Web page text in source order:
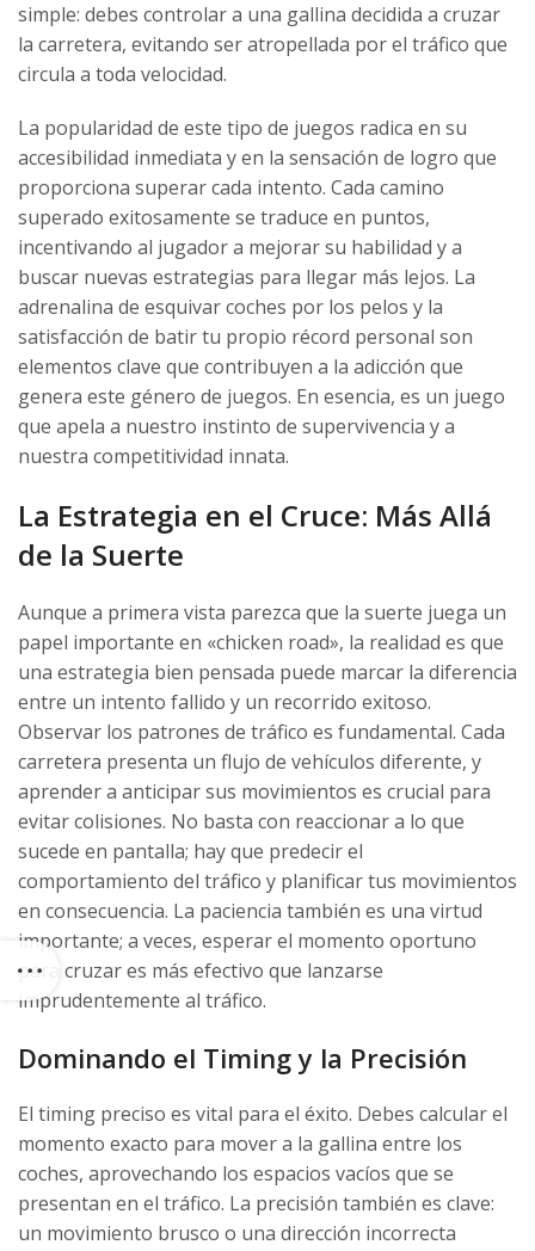
simple: debes controlar a una gallina decidida a cruzar
la carretera, evitando ser atropellada por el tráfico que
circula a toda velocidad.
La popularidad de este tipo de juegos radica en su
accesibilidad inmediata y en la sensación de logro que
proporciona superar cada intento. Cada camino
superado exitosamente se traduce en puntos,
incentivando al jugador a mejorar su habilidad y a
buscar nuevas estrategias para llegar más lejos. La
adrenalina de esquivar coches por los pelos y la
satisfacción de batir tu propio récord personal son
elementos clave que contribuyen a la adicción que
genera este género de juegos. En esencia, es un juego
que apela a nuestro instinto de supervivencia y a
nuestra competitividad innata.
La Estrategia en el Cruce: Más Allá
de la Suerte
Aunque a primera vista parezca que la suerte juega un
papel importante en «chicken road», la realidad es que
una estrategia bien pensada puede marcar la diferencia
entre un intento fallido y un recorrido exitoso.
Observar los patrones de tráfico es fundamental. Cada
carretera presenta un flujo de vehículos diferente, y
aprender a anticipar sus movimientos es crucial para
evitar colisiones. No basta con reaccionar a lo que
sucede en pantalla; hay que predecir el
comportamiento del tráfico y planificar tus movimientos
en consecuencia. La paciencia también es una virtud
importante; a veces, esperar el momento oportuno
para cruzar es más efectivo que lanzarse
imprudentemente al tráfico.
Dominando el Timing y la Precisión
El timing preciso es vital para el éxito. Debes calcular el
momento exacto para mover a la gallina entre los
coches, aprovechando los espacios vacíos que se
presentan en el tráfico. La precisión también es clave:
un movimiento brusco o una dirección incorrecta